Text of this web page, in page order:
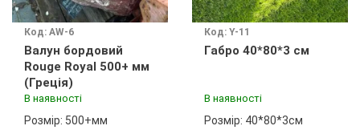
Код: AW-6
Валун бордовий
Rouge Royal 500+ мм
(Греція)
В наявності
Розмір: 500+мм
Код: Y-11
Габро 40*80*3 см
В наявності
Розмір: 40*80*3см